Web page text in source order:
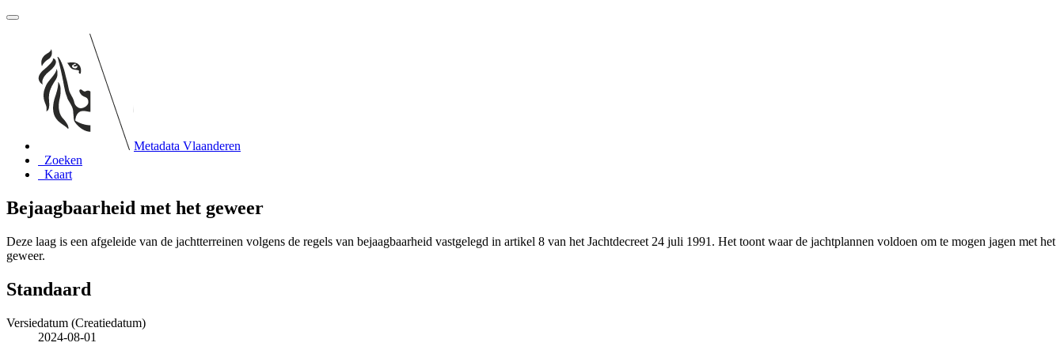
Metadata Vlaanderen
Zoeken
Kaart
Bejaagbaarheid met het geweer
Deze laag is een afgeleide van de jachtterreinen volgens de regels van bejaagbaarheid vastgelegd in artikel 8 van het Jachtdecreet 24 juli 1991. Het toont waar de jachtplannen voldoen om te mogen jagen met het
geweer.
Standaard
Versiedatum (Creatiedatum)
2024-08-01